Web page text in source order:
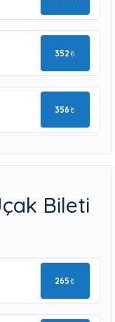
352₺
356₺
Bileti
265₺